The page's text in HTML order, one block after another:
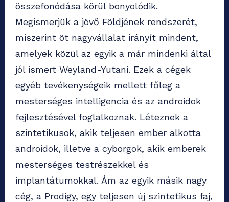
összefonódása körül bonyolódik.
Megismerjük a jövő Földjének rendszerét,
miszerint öt nagyvállalat irányít mindent,
amelyek közül az egyik a már mindenki által
jól ismert Weyland-Yutani. Ezek a cégek
egyéb tevékenységeik mellett főleg a
mesterséges intelligencia és az androidok
fejlesztésével foglalkoznak. Léteznek a
szintetikusok, akik teljesen ember alkotta
androidok, illetve a cyborgok, akik emberek
mesterséges testrészekkel és
implantátumokkal. Ám az egyik másik nagy
cég, a Prodigy, egy teljesen új szintetikus faj,